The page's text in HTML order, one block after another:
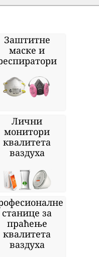
Заштитне
маске и
Лични
монитори
квалитета
ваздуха
станице за
праћење
квалитета
ваздуха